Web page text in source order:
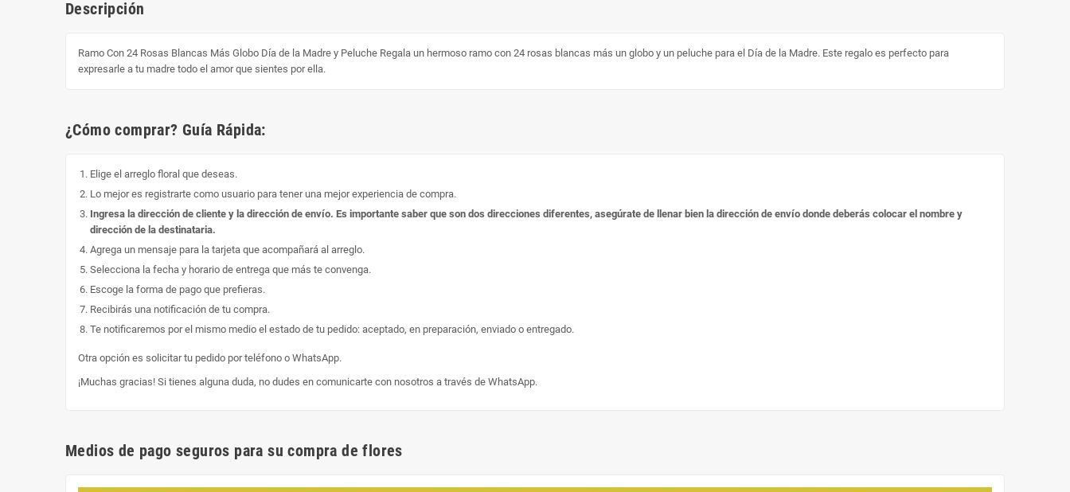
Descripción
Ramo Con 24 Rosas Blancas Más Globo Día de la Madre y Peluche Regala un hermoso ramo con 24 rosas blancas más un globo y un peluche para el Día de la Madre. Este regalo es perfecto para
expresarle a tu madre todo el amor que sientes por ella.
¿Cómo comprar? Guía Rápida:
Elige el arreglo floral que deseas.
Lo mejor es registrarte como usuario para tener una mejor experiencia de compra.
Ingresa la dirección de cliente y la dirección de envío. Es importante saber que son dos direcciones diferentes, asegúrate de llenar bien la dirección de envío donde deberás colocar el nombre y
dirección de la destinataria.
Agrega un mensaje para la tarjeta que acompañará al arreglo.
Selecciona la fecha y horario de entrega que más te convenga.
Escoge la forma de pago que prefieras.
Recibirás una notificación de tu compra.
Te notificaremos por el mismo medio el estado de tu pedido: aceptado, en preparación, enviado o entregado.
Otra opción es solicitar tu pedido por teléfono o WhatsApp.
¡Muchas gracias! Si tienes alguna duda, no dudes en comunicarte con nosotros a través de WhatsApp.
Medios de pago seguros para su compra de flores